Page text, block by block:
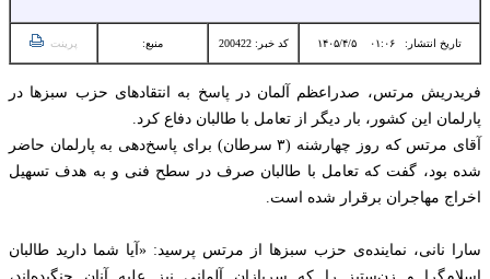
تاریخ انتشار: ۰۱:۰۶ ۱۴۰۵/۴/۵ کد خبر: 200422 منبع: پرینت
فریدریش مرتس، صدراعظم آلمان در پاسخ به انتقادهای حزب سبزها در
پارلمان این کشور، بار دیگر از تعامل با طالبان دفاع کرد.
آقای مرتس که روز چهارشنه (۳ سرطان) برای پاسخ‎‌دهی به پارلمان حاضر
شده بود، گفت که تعامل با طالبان صرف در سطح فنی و به هدف تسهیل
اخراج مهاجران برقرار شده است.
سارا نانی، نماینده‌ی حزب سبزها از مرتس پرسید: «آیا شما دارید طالبان